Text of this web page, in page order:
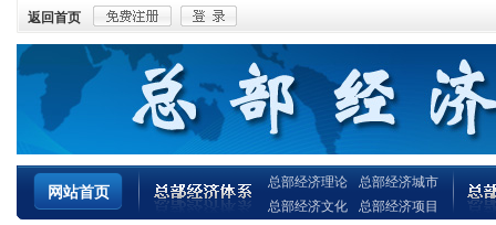
返回首页
网站首页
总部经济理论
总部经济文化
总部经济城市
总部经济项目